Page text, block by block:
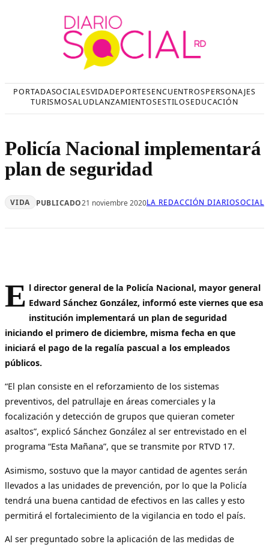
PORTADASOCIALESVIDADEPORTESENCUENTROSPERSONAJES
TURISMOSALUDLANZAMIENTOSESTILOSEDUCACIÓN
Policía Nacional implementará
plan de seguridad
VIDA PUBLICADO21 noviembre 2020LA REDACCIÓN DIARIOSOCIAL
E l director general de la Policía Nacional, mayor general
Edward Sánchez González, informó este viernes que esa
institución implementará un plan de seguridad
iniciando el primero de diciembre, misma fecha en que
iniciará el pago de la regalía pascual a los empleados
públicos.
“El plan consiste en el reforzamiento de los sistemas
preventivos, del patrullaje en áreas comerciales y la
focalización y detección de grupos que quieran cometer
asaltos”, explicó Sánchez González al ser entrevistado en el
programa “Esta Mañana”, que se transmite por RTVD 17.
Asimismo, sostuvo que la mayor cantidad de agentes serán
llevados a las unidades de prevención, por lo que la Policía
tendrá una buena cantidad de efectivos en las calles y esto
permitirá el fortalecimiento de la vigilancia en todo el país.
Al ser preguntado sobre la aplicación de las medidas de